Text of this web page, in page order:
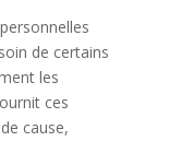
de certains
les
ces
cause,